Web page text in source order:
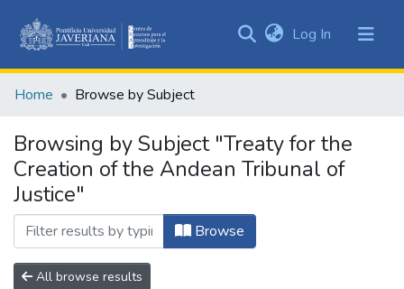
&
All of DSpace
Log In (current)
Home Browse by Subject
Browsing by Subject "Treaty for the
Creation of the Andean Tribunal of
Justice"
Browse
All browse results